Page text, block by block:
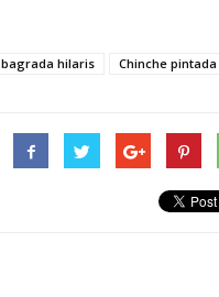
bagrada hilaris Chinche pintada